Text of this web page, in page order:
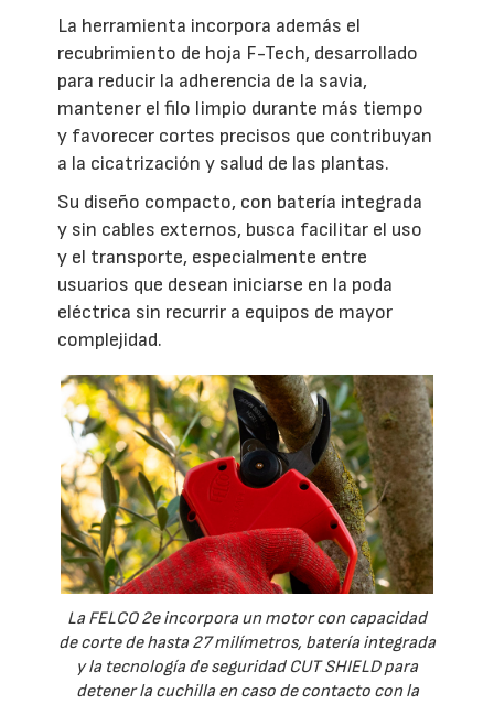
La herramienta incorpora además el
recubrimiento de hoja F-Tech, desarrollado
para reducir la adherencia de la savia,
mantener el filo limpio durante más tiempo
y favorecer cortes precisos que contribuyan
a la cicatrización y salud de las plantas.
Su diseño compacto, con batería integrada
y sin cables externos, busca facilitar el uso
y el transporte, especialmente entre
usuarios que desean iniciarse en la poda
eléctrica sin recurrir a equipos de mayor
complejidad.
La FELCO 2e incorpora un motor con capacidad
de corte de hasta 27 milímetros, batería integrada
y la tecnología de seguridad CUT SHIELD para
detener la cuchilla en caso de contacto con la